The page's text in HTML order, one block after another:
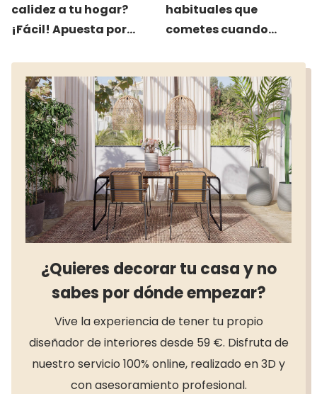
calidez a tu hogar?
¡Fácil! Apuesta por
habituales que
cometes cuando
¿Quieres decorar tu casa y no
sabes por dónde empezar?
Vive la experiencia de tener tu propio
diseñador de interiores desde 59 €. Disfruta de
nuestro servicio 100% online, realizado en 3D y
con asesoramiento profesional.